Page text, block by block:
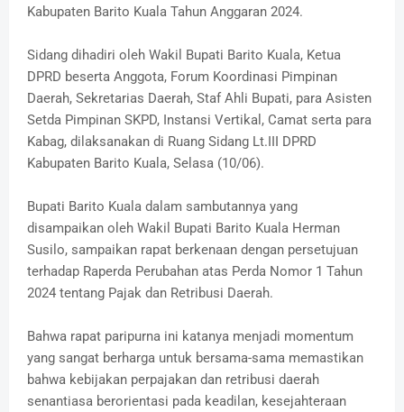
Kabupaten Barito Kuala Tahun Anggaran 2024.
Sidang dihadiri oleh Wakil Bupati Barito Kuala, Ketua
DPRD beserta Anggota, Forum Koordinasi Pimpinan
Daerah, Sekretarias Daerah, Staf Ahli Bupati, para Asisten
Setda Pimpinan SKPD, Instansi Vertikal, Camat serta para
Kabag, dilaksanakan di Ruang Sidang Lt.III DPRD
Kabupaten Barito Kuala, Selasa (10/06).
‎Bupati Barito Kuala dalam sambutannya yang
disampaikan oleh Wakil Bupati Barito Kuala Herman
Susilo, sampaikan rapat berkenaan dengan persetujuan
terhadap Raperda Perubahan atas Perda Nomor 1 Tahun
2024 tentang Pajak dan Retribusi Daerah.
Bahwa rapat paripurna ini katanya menjadi momentum
yang sangat berharga untuk bersama-sama memastikan
bahwa kebijakan perpajakan dan retribusi daerah
senantiasa berorientasi pada keadilan, kesejahteraan